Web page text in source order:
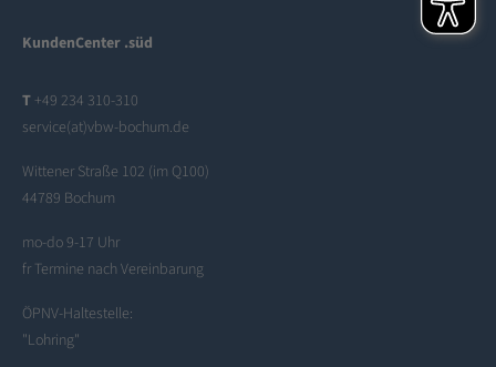
KundenCenter .süd
T +49 234 310-310
service(at)vbw-bochum.de
Wittener Straße 102 (im Q100)
44789 Bochum
mo-do 9-17 Uhr
fr Termine nach Vereinbarung
ÖPNV-Haltestelle:
"Lohring"